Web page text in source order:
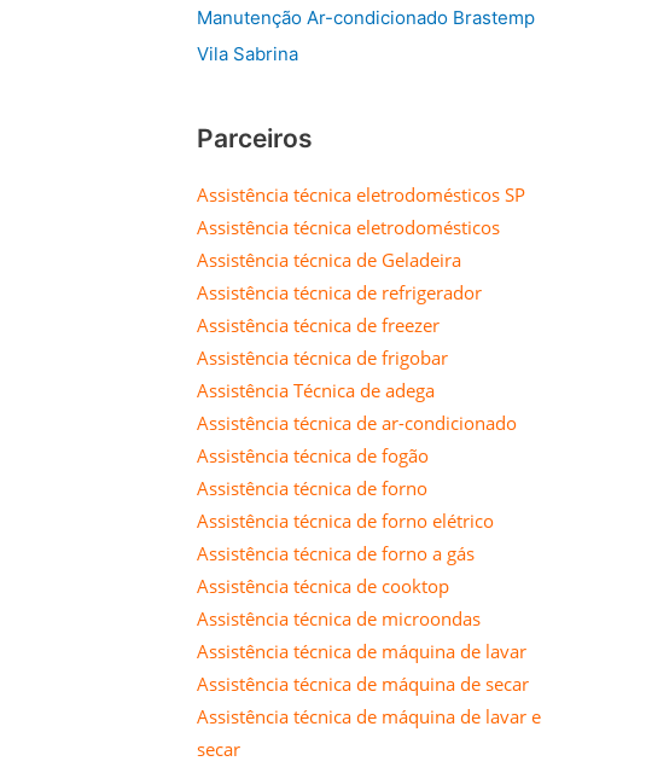
Manutenção Ar-condicionado Brastemp
Vila Sabrina
Parceiros
Assistência técnica eletrodomésticos SP
Assistência técnica eletrodomésticos
Assistência técnica de Geladeira
Assistência técnica de refrigerador
Assistência técnica de freezer
Assistência técnica de frigobar
Assistência Técnica de adega
Assistência técnica de ar-condicionado
Assistência técnica de fogão
Assistência técnica de forno
Assistência técnica de forno elétrico
Assistência técnica de forno a gás
Assistência técnica de cooktop
Assistência técnica de microondas
Assistência técnica de máquina de lavar
Assistência técnica de máquina de secar
Assistência técnica de máquina de lavar e
secar